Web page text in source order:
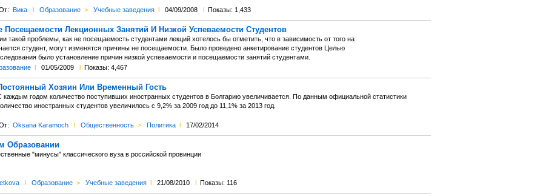
Вика l Образование > Учебные заведения l 04/09/2008 l Показы: 1,433
Лекционных Занятий И Низкой Успеваемости Студентов
такой проблемы, как не посещаемость студентами лекций хотелось бы отметить, что в зависимость от того на
студент, могут изменятся причины не посещаемости. Было проведено анкетирование студентов Целью
было установление причин низкой успеваемости и посещаемости занятий студентами.
l 01/05/2009 l Показы: 4,467
Хозяин Или Временный Гость
каждым годом количество поступивших иностранных студентов в Болгарию увеличивается. По данным официальной статистики
иностранных студентов увеличилось с 9,2% за 2009 год до 11,1% за 2013 год.
Oksana Karamoch l Общественность > Политика l 17/02/2014
Образовании
"минусы" классического вуза в российской провинции
l Образование > Учебные заведения l 21/08/2010 l Показы: 116